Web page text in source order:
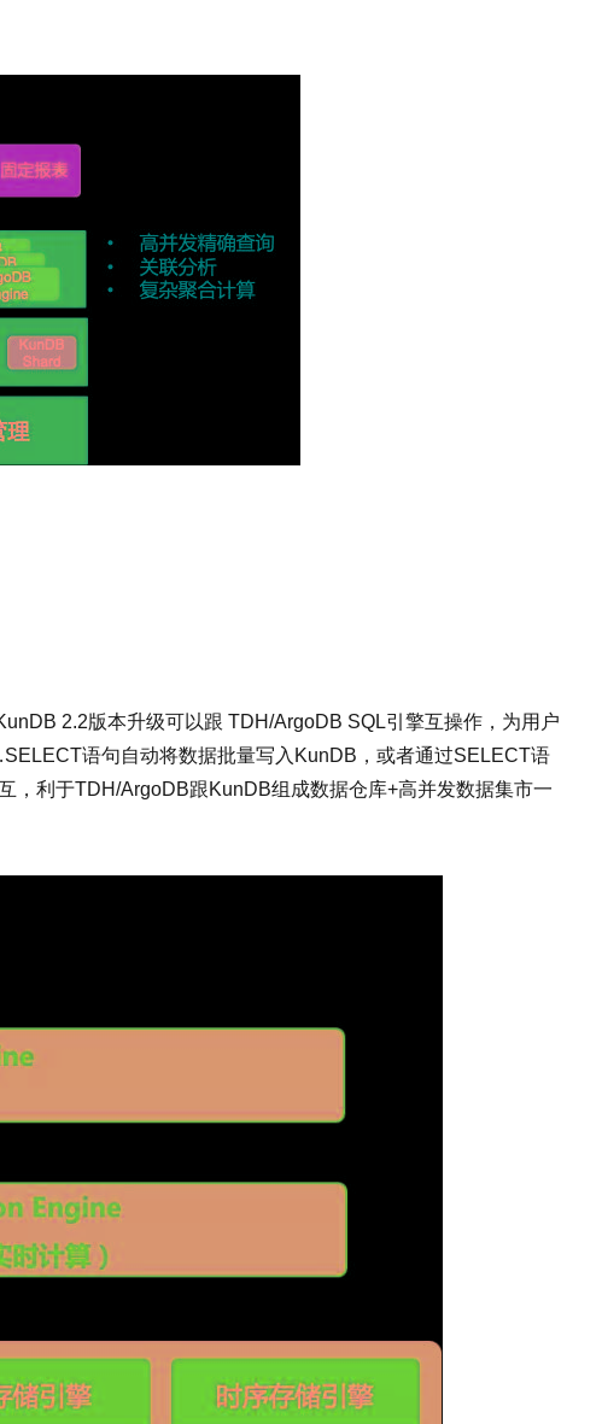
2.2版本升级可以跟 TDH/ArgoDB SQL引擎互操作，为用户
语句自动将数据批量写入KunDB，或者通过SELECT语
，利于TDH/ArgoDB跟KunDB组成数据仓库+高并发数据集市一